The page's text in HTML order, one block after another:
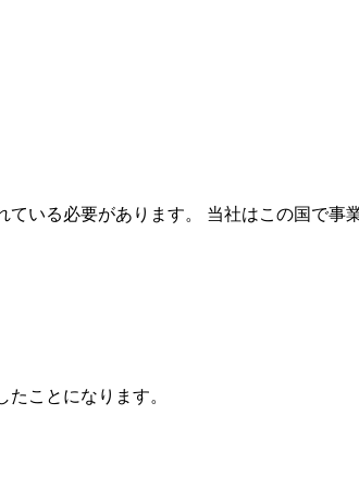
いる必要があります。
当社はこの国で事
たことになります。